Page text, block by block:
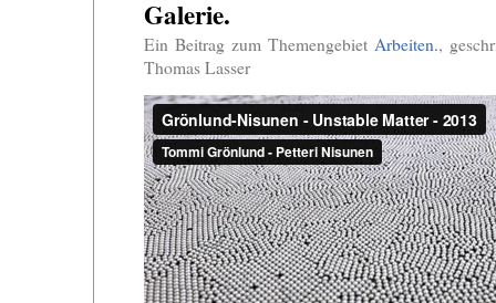
Galerie.
Ein Beitrag zum Themengebiet Arbeiten.,
Thomas Lasser